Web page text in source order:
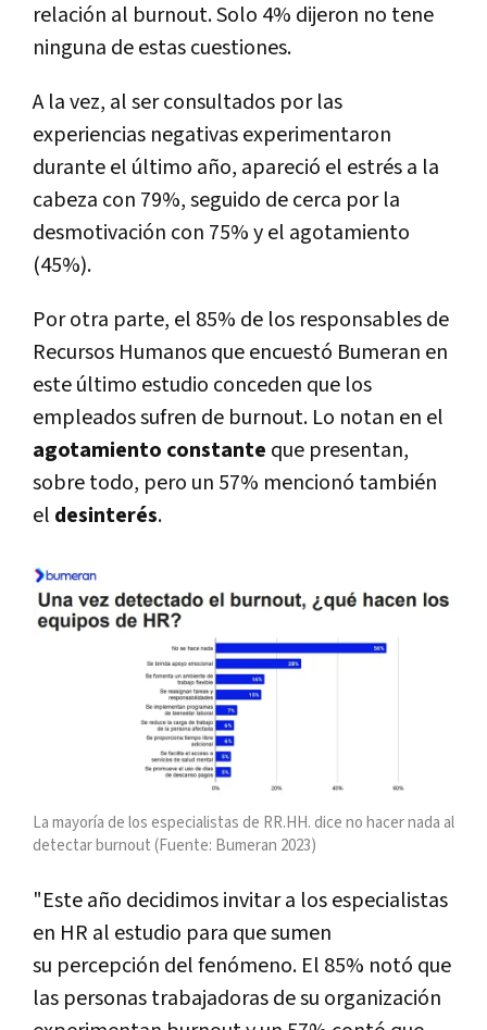
relación al burnout. Solo 4% dijeron no tene
ninguna de estas cuestiones.
A la vez, al ser consultados por las
experiencias negativas experimentaron
durante el último año, apareció el estrés a la
cabeza con 79%, seguido de cerca por la
desmotivación con 75% y el agotamiento
(45%).
Por otra parte, el 85% de los responsables de
Recursos Humanos que encuestó Bumeran en
este último estudio conceden que los
empleados sufren de burnout. Lo notan en el
agotamiento constante que presentan,
sobre todo, pero un 57% mencionó también
el desinterés.
La mayoría de los especialistas de RR.HH. dice no hacer nada al
detectar burnout (Fuente: Bumeran 2023)
"Este año decidimos invitar a los especialistas
en HR al estudio para que sumen
su percepción del fenómeno. El 85% notó que
las personas trabajadoras de su organización